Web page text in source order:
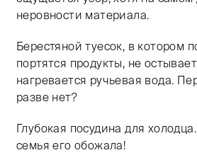
неровности материала.
Берестяной туесок, в котором
портятся продукты, не
нагревается ручьевая вода.
разве нет?
Глубокая посудина для
семья его обожала!